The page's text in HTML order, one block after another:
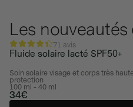
Les
NOUVEAUTÉ
71 avis
Fluide solaire lacté SPF50+
Soin solaire visage et corps très haute
protection
100 ml - 40 ml
34€